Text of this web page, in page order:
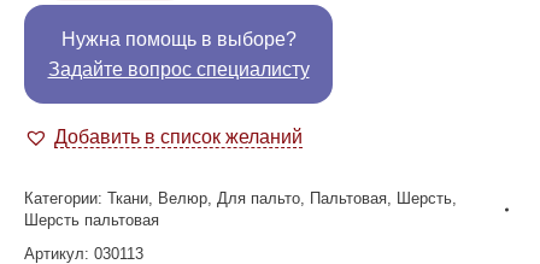
Нужна помощь в выборе?
Задайте вопрос специалисту
Добавить в список желаний
Категории: Ткани Велюр Для пальто Пальтовая Шерсть
Шерсть пальтовая
Артикул: 030113